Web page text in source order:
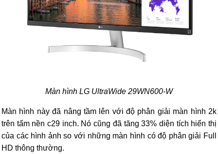
Màn hình LG UltraWide 29WN600-W
Màn hình này đã nâng tầm lên với độ phân giải màn hình 2k
trên tấm nền c29 inch. Nó cũng đã tăng 33% diện tích hiển thị
của các hình ảnh so với những màn hình có độ phân giải Full
HD thông thường.